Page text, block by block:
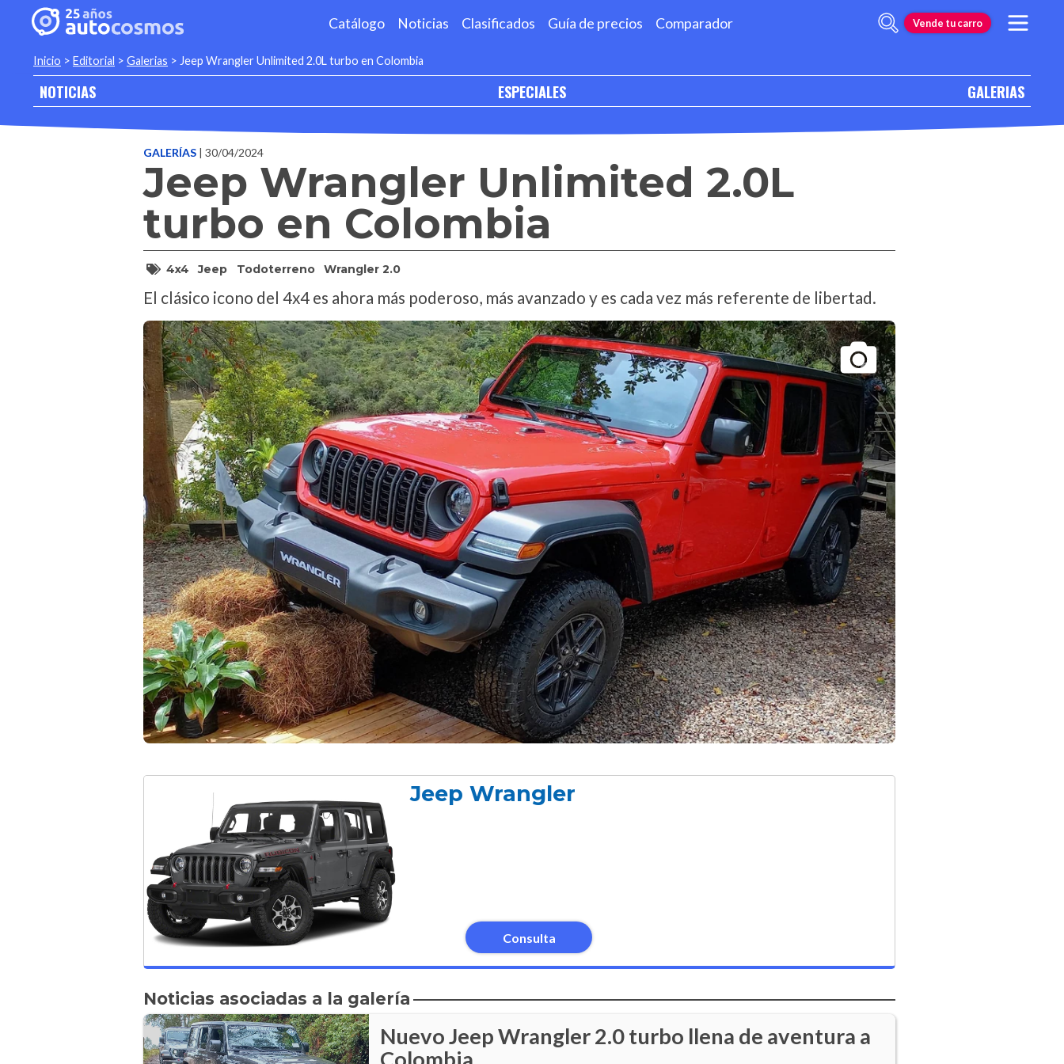
Catálogo Noticias Clasificados Guía de precios Comparador Vende tu carro
Inicio > Editorial > Galerias > Jeep Wrangler Unlimited 2.0L turbo en Colombia
NOTICIAS ESPECIALES GALERIAS
GALERÍAS | 30/04/2024
Jeep Wrangler Unlimited 2.0L
turbo en Colombia
4x4 Jeep Todoterreno Wrangler 2.0
El clásico icono del 4x4 es ahora más poderoso, más avanzado y es cada vez más referente de libertad.
Jeep Wrangler
Consulta
Noticias asociadas a la galería
Nuevo Jeep Wrangler 2.0 turbo llena de aventura a